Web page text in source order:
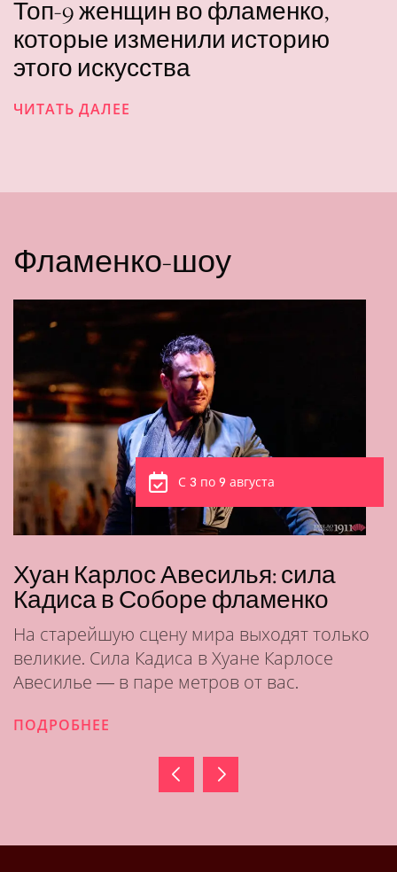
Топ-9 женщин во фламенко,
которые изменили историю
этого искусства
ЧИТАТЬ ДАЛЕЕ
Фламенко-шоу
С 3 по 9 августа
Хуан Карлос Авесилья: сила
Кадиса в Соборе фламенко
На старейшую сцену мира выходят только
великие. Сила Кадиса в Хуане Карлосе
Авесилье — в паре метров от вас.
ПОДРОБНЕЕ